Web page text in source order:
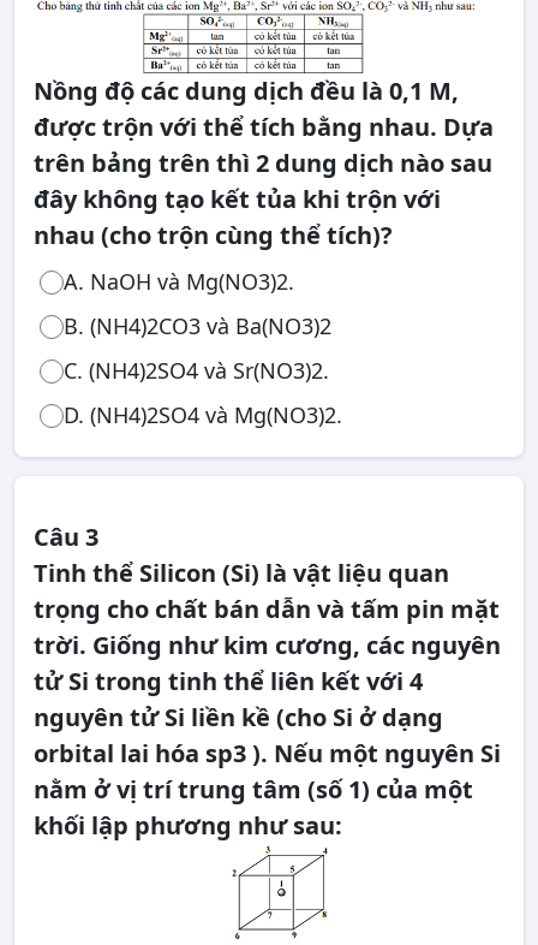
Nồng độ các dung dịch đều là 0,1 M,
được trộn với thể tích bằng nhau. Dựa
trên bảng trên thì 2 dung dịch nào sau
đây không tạo kết tủa khi trộn với
nhau (cho trộn cùng thể tích)?
A. NaOH và Mg(NO3)2.
B. (NH4)2CO3 và Ba(NO3)2
C. (NH4)2SO4 và Sr(NO3)2.
D. (NH4)2SO4 và Mg(NO3)2.
Câu 3
Tinh thể Silicon (Si) là vật liệu quan
trọng cho chất bán dẫn và tấm pin mặt
trời. Giống như kim cương, các nguyên
tử Si trong tinh thể liên kết với 4
nguyên tử Si liền kề (cho Si ở dạng
orbital lai hóa sp3 ). Nếu một nguyên Si
nằm ở vị trí trung tâm (số 1) của một
khối lập phương như sau: